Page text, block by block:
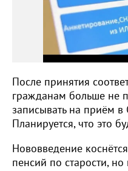
После принятия
гражданам больше не
записывать на приём
Планируется, что это
Нововведение
пенсий по старости,